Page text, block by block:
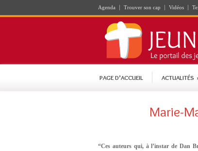
Agenda Trouver son cap Vidéos
PAGE D’ACCUEIL ACTUALITÉS
Marie-
“Ces auteurs qui, à l’instar de Dan